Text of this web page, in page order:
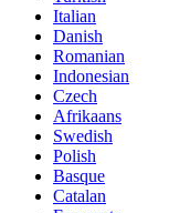
Italian
Danish
Romanian
Indonesian
Czech
Afrikaans
Swedish
Polish
Basque
Catalan